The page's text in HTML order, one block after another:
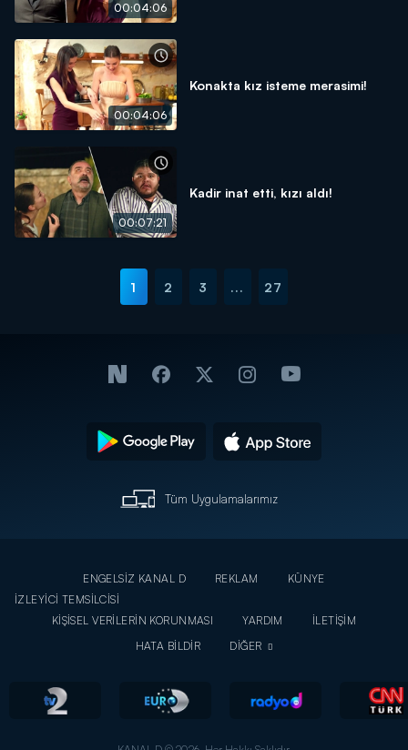
00:04:06
00:04:06
Konakta kız isteme merasimi!
00:07:21
Kadir inat etti, kızı aldı!
1 2 3 ... 27
Tüm Uygulamalarımız
ENGELSİZ KANAL D REKLAM
KÜNYE
İZLEYİCİ TEMSİLCİSİ
KİŞİSEL VERİLERİN KORUNMASI
YARDIM
İLETİŞİM
HATA BİLDİR
DİĞER